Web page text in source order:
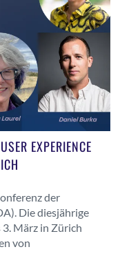
EXPERIENCE
der
Die diesjährige
März in Zürich
von